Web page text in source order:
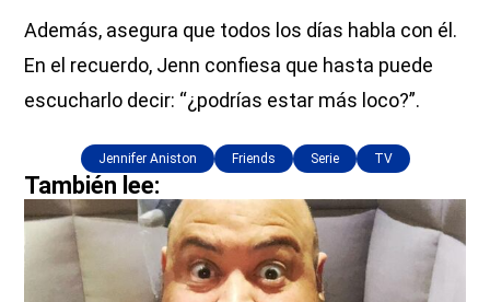
Además, asegura que todos los días habla con él.
En el recuerdo, Jenn confiesa que hasta puede
escucharlo decir: “¿podrías estar más loco?”.
Jennifer Aniston Friends Serie TV
También lee: